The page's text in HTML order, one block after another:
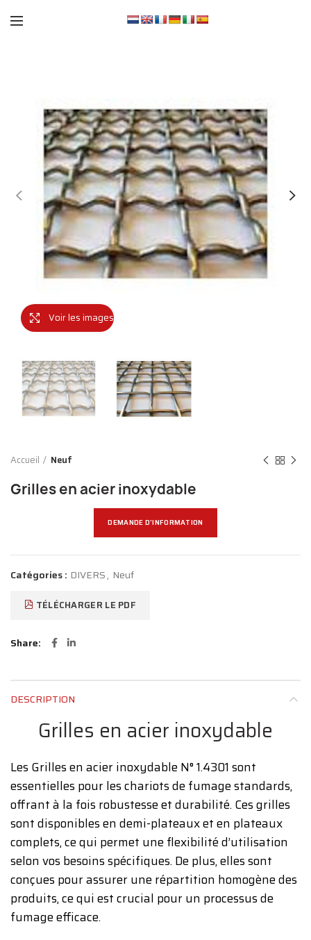
Voir les images
Accueil Neuf
Grilles en acier inoxydable
DEMANDE D'INFORMATION
Catégories : DIVERS, Neuf
TÉLÉCHARGER LE PDF
Share
DESCRIPTION
Grilles en acier inoxydable
Les Grilles en acier inoxydable N° 1.4301 sont
essentielles pour les chariots de fumage standards,
offrant à la fois robustesse et durabilité. Ces grilles
sont disponibles en demi-plateaux et en plateaux
complets, ce qui permet une flexibilité d’utilisation
selon vos besoins spécifiques. De plus, elles sont
conçues pour assurer une répartition homogène des
produits, ce qui est crucial pour un processus de
fumage efficace.